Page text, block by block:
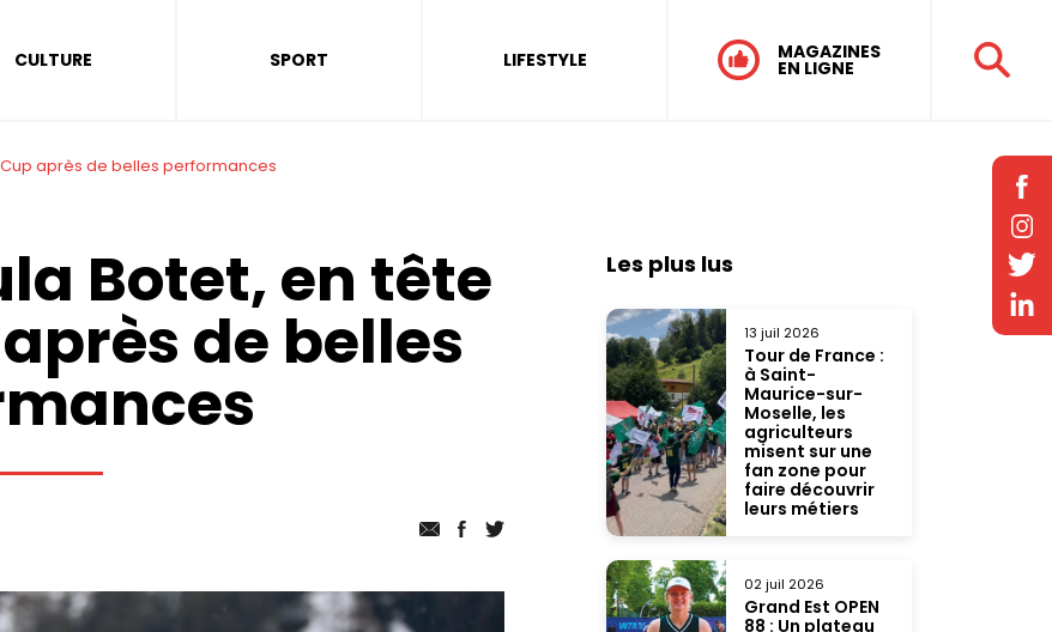
CULTURE SPORT LIFESTYLE MAGAZINES
EN LIGNE
Cup après de belles performances
Botet, en tête
de belles
Les plus lus
13 juil 2026
Tour de France :
à Saint-
Maurice-sur-
Moselle, les
agriculteurs
misent sur une
fan zone pour
faire découvrir
leurs métiers
02 juil 2026
Grand Est OPEN
88 : Un plateau